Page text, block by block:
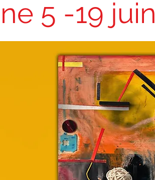
5 -19 juin